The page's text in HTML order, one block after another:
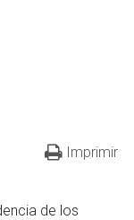
Imprimir
de los